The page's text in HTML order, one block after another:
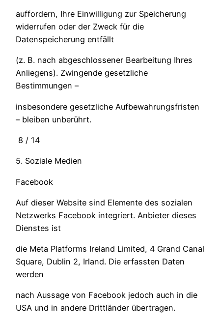
auffordern, Ihre Einwilligung zur Speicherung
widerrufen oder der Zweck für die
Datenspeicherung entfällt
(z. B. nach abgeschlossener Bearbeitung Ihres
Anliegens). Zwingende gesetzliche
Bestimmungen –
insbesondere gesetzliche Aufbewahrungsfristen
– bleiben unberührt.
8 / 14
5. Soziale Medien
Facebook
Auf dieser Website sind Elemente des sozialen
Netzwerks Facebook integriert. Anbieter dieses
Dienstes ist
die Meta Platforms Ireland Limited, 4 Grand Canal
Square, Dublin 2, Irland. Die erfassten Daten
werden
nach Aussage von Facebook jedoch auch in die
USA und in andere Drittländer übertragen.